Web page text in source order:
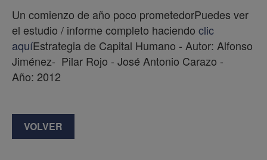
Un comienzo de año poco prometedorPuedes ver
el estudio / informe completo haciendo clic
aquíEstrategia de Capital Humano - Autor: Alfonso
Jiménez- Pilar Rojo - José Antonio Carazo -
Año: 2012
VOLVER